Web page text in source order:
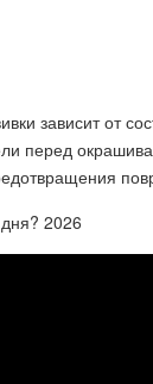
зависит от
перед
2026